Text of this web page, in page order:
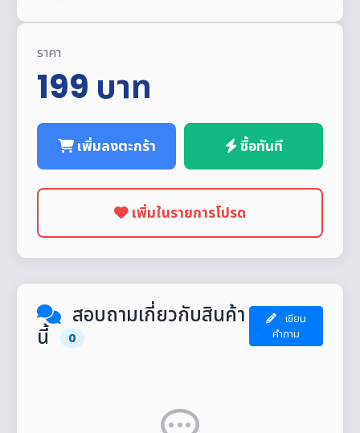
ราคา
199 บาท
เพิ่มลงตะกร้า ซื้อทันที
เพิ่มในรายการโปรด
สอบถามเกี่ยวกับสินค้า
นี้
0
เขียน
คำถาม